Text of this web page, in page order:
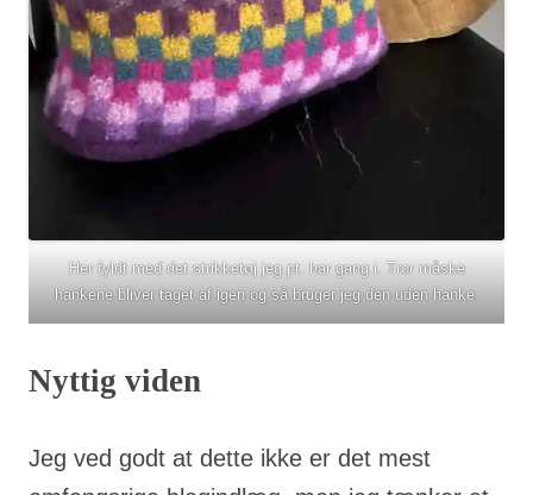
Her fyldt med det strikketøj jeg pt. har gang i. Tror måske
hankene bliver taget af igen og så bruger jeg den uden hanke.
Nyttig viden
Jeg ved godt at dette ikke er det mest